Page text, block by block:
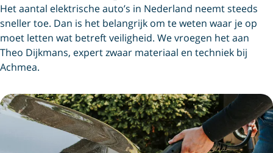
Het aantal elektrische auto’s in Nederland neemt steeds
sneller toe. Dan is het belangrijk om te weten waar je op
moet letten wat betreft veiligheid. We vroegen het aan
Theo Dijkmans, expert zwaar materiaal en techniek bij
Achmea.